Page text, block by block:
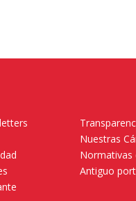
Nuestras
Normativas
Antiguo